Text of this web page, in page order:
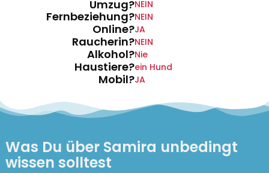
Umzug?NEIN
Fernbeziehung?NEIN
Online?JA
Raucherin?NEIN
Alkohol?Nie
Haustiere?ein Hund
Mobil?JA
Was Du über Samira unbedingt
wissen solltest